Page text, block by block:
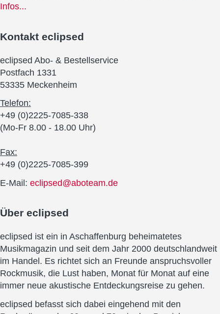
Infos...
Kontakt eclipsed
eclipsed Abo- & Bestellservice
Postfach 1331
53335 Meckenheim
Telefon:
+49 (0)2225-7085-338
(Mo-Fr 8.00 - 18.00 Uhr)
Fax:
+49 (0)2225-7085-399
E-Mail: eclipsed@aboteam.de
Über eclipsed
eclipsed ist ein in Aschaffenburg beheimatetes
Musikmagazin und seit dem Jahr 2000 deutschlandweit
im Handel. Es richtet sich an Freunde anspruchsvoller
Rockmusik, die Lust haben, Monat für Monat auf eine
immer neue akustische Entdeckungsreise zu gehen.
eclipsed befasst sich dabei eingehend mit den